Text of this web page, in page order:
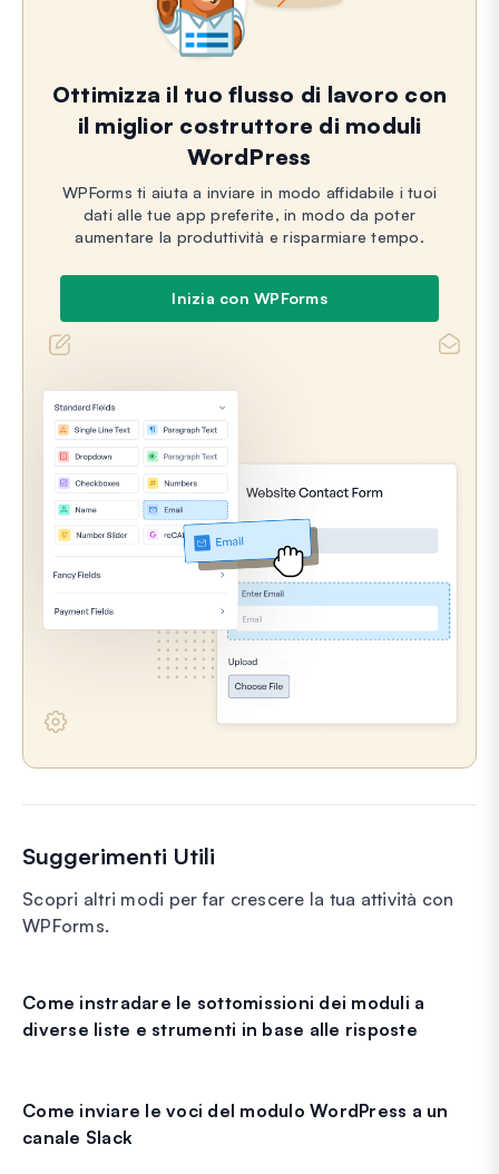
Ottimizza il tuo flusso di lavoro con
il miglior costruttore di moduli
WordPress
WPForms ti aiuta a inviare in modo affidabile i tuoi
dati alle tue app preferite, in modo da poter
aumentare la produttività e risparmiare tempo.
Inizia con WPForms
Suggerimenti Utili
Scopri altri modi per far crescere la tua attività con
WPForms.
Come instradare le sottomissioni dei moduli a
diverse liste e strumenti in base alle risposte
Come inviare le voci del modulo WordPress a un
canale Slack